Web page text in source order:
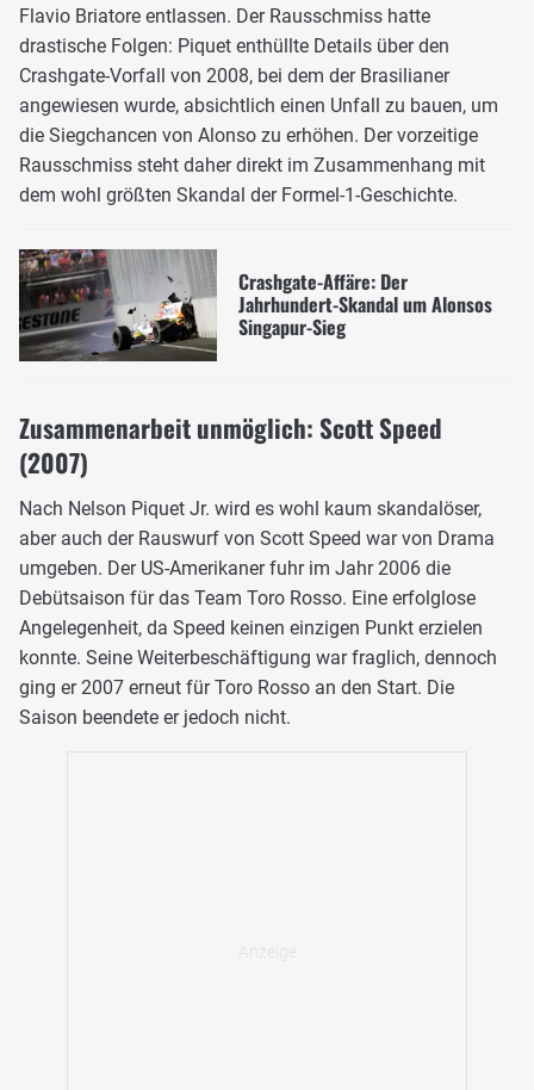
Flavio Briatore entlassen. Der Rausschmiss hatte
drastische Folgen: Piquet enthüllte Details über den
Crashgate-Vorfall von 2008, bei dem der Brasilianer
angewiesen wurde, absichtlich einen Unfall zu bauen, um
die Siegchancen von Alonso zu erhöhen. Der vorzeitige
Rausschmiss steht daher direkt im Zusammenhang mit
dem wohl größten Skandal der Formel-1-Geschichte.
Crashgate-Affäre: Der
Jahrhundert-Skandal um Alonsos
Singapur-Sieg
Zusammenarbeit unmöglich: Scott Speed
(2007)
Nach Nelson Piquet Jr. wird es wohl kaum skandalöser,
aber auch der Rauswurf von Scott Speed war von Drama
umgeben. Der US-Amerikaner fuhr im Jahr 2006 die
Debütsaison für das Team Toro Rosso. Eine erfolglose
Angelegenheit, da Speed keinen einzigen Punkt erzielen
konnte. Seine Weiterbeschäftigung war fraglich, dennoch
ging er 2007 erneut für Toro Rosso an den Start. Die
Saison beendete er jedoch nicht.